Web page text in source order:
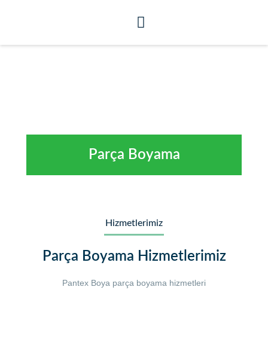
Parça Boyama
Hizmetlerimiz
Parça Boyama Hizmetlerimiz
Pantex Boya parça boyama hizmetleri